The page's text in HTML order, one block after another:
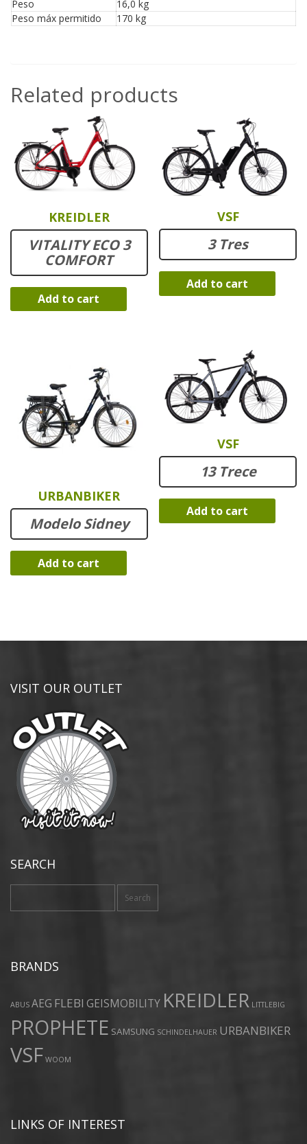
Peso
16,0 kg
Peso máx permitido
170 kg
Related products
KREIDLER
VITALITY ECO 3
COMFORT
Add to cart
VSF
3 Tres
Add to cart
URBANBIKER
Modelo Sidney
Add to cart
VSF
13 Trece
Add to cart
VISIT OUR OUTLET
SEARCH
BRANDS
ABUS AEG FLEBI GEISMOBILITY KREIDLER LITTLEBIG
PROPHETE SAMSUNG SCHINDELHAUER URBANBIKER
VSF WOOM
LINKS OF INTEREST